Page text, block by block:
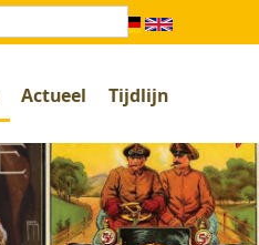
Actueel Tijdlijn